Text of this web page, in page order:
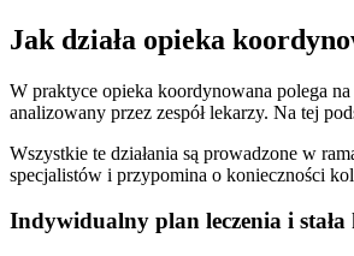
Jak działa opieka
W praktyce opieka koordynowana polega
analizowany przez zespół lekarzy. Na tej
Wszystkie te działania są prowadzone w
specjalistów i przypomina o konieczności
Indywidualny plan leczenia i